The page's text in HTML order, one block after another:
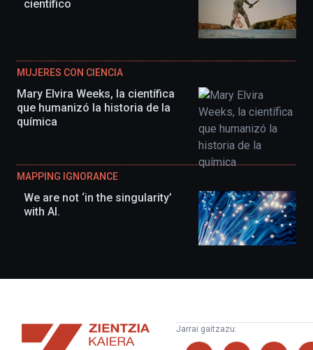
científico
MUJERES CON CIENCIA
Mary Elvira Weeks, la científica
que humanizó la historia de la
química
MAPPING IGNORANCE
We are not ‘in the singularity’
with AI.
Zientzia
Kaiera
Jarrai gaitzazu: